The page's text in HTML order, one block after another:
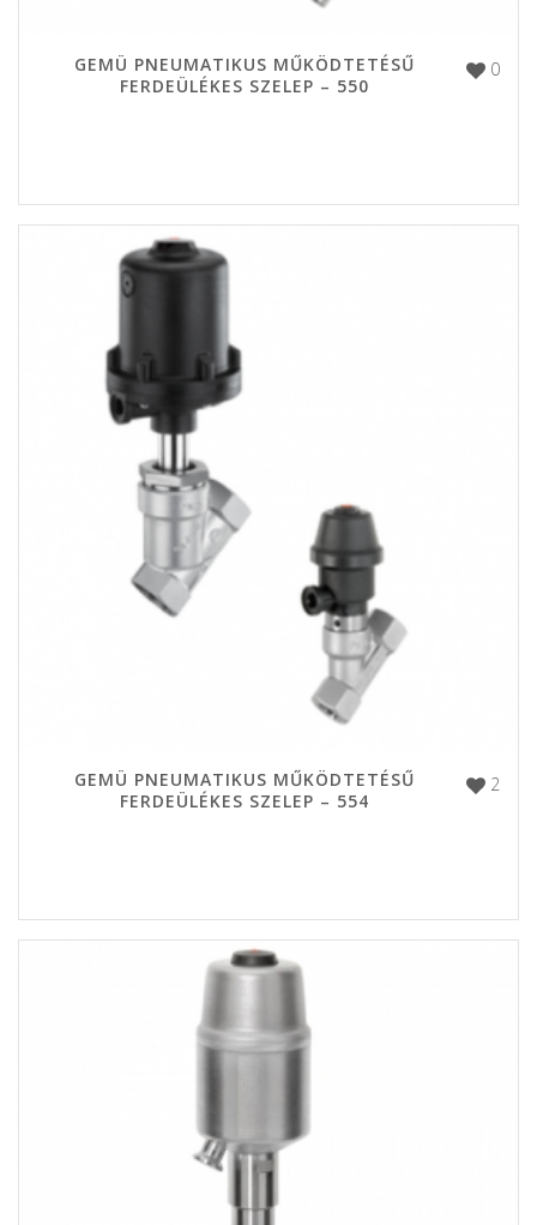
0
GEMÜ PNEUMATIKUS MŰKÖDTETÉSŰ
FERDEÜLÉKES SZELEP – 550
2
GEMÜ PNEUMATIKUS MŰKÖDTETÉSŰ
FERDEÜLÉKES SZELEP – 554